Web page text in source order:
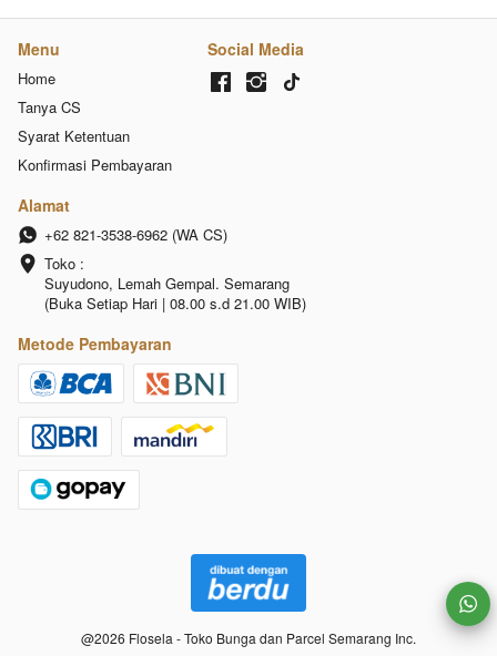
Menu
Home
Tanya CS
Syarat Ketentuan
Konfirmasi Pembayaran
Social Media
Alamat
+62 821-3538-6962 (WA CS)
Toko :
Suyudono, Lemah Gempal. Semarang
(Buka Setiap Hari | 08.00 s.d 21.00 WIB)
Metode Pembayaran
@2026 Flosela - Toko Bunga dan Parcel Semarang Inc.